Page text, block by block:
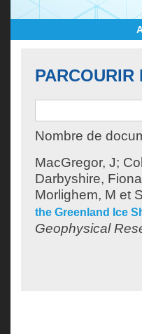
PARCOURIR
Nombre de
MacGregor, J;
Darbyshire, Fiona
Morlighem, M et
the Greenland Ice
Geophysical